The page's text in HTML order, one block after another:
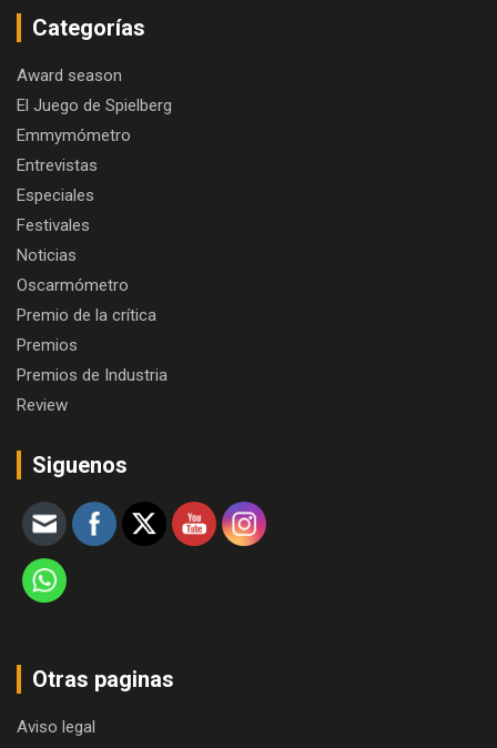
Categorías
Award season
El Juego de Spielberg
Emmymómetro
Entrevistas
Especiales
Festivales
Noticias
Oscarmómetro
Premio de la crítica
Premios
Premios de Industria
Review
Siguenos
Otras paginas
Aviso legal